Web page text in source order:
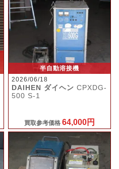
半自動溶接機
2026/06/18
DAIHEN ダイヘン CPXDG-
500 S-1
買取参考価格64,000円